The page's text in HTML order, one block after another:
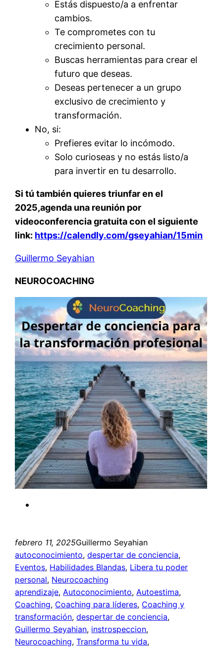
Estás dispuesto/a a enfrentar
cambios.
Te comprometes con tu
crecimiento personal.
Buscas herramientas para crear el
futuro que deseas.
Deseas pertenecer a un grupo
exclusivo de crecimiento y
transformación.
No, si:
Prefieres evitar lo incómodo.
Solo curioseas y no estás listo/a
para invertir en tu desarrollo.
Si tú también quieres triunfar en el
2025,agenda una reunión por
videoconferencia gratuita con el siguiente
link: https://calendly.com/gseyahian/15min
Guillermo Seyahian
NEUROCOACHING
febrero 11, 2025Guillermo Seyahian
autoconocimiento, despertar de conciencia
Eventos, Habilidades Blandas, Libera tu poder
personal, Neurocoaching
aprendizaje, Autoconocimiento, Autoestima
Coaching, Coaching para líderes, Coaching y
transformación, despertar de conciencia
Guillermo Seyahian, instrospeccion
Neurocoaching, Transforma tu vida